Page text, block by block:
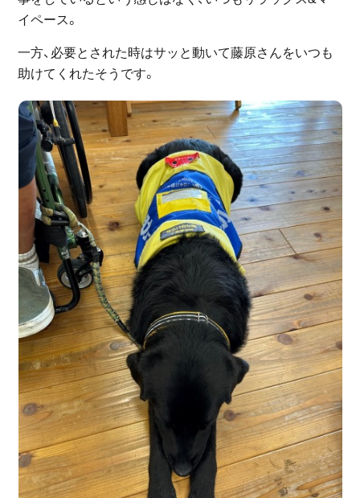
イペース。
一方、必要とされた時はサッと動いて藤原さんをいつも
助けてくれたそうです。